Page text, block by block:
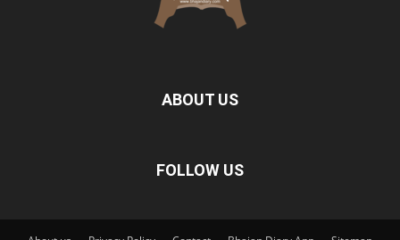
ABOUT US
FOLLOW US